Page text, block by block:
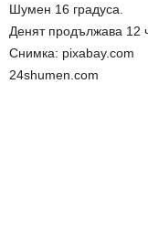
Шумен 16 градуса.
Денят продължава 12
Снимка: pixabay.com
24shumen.com